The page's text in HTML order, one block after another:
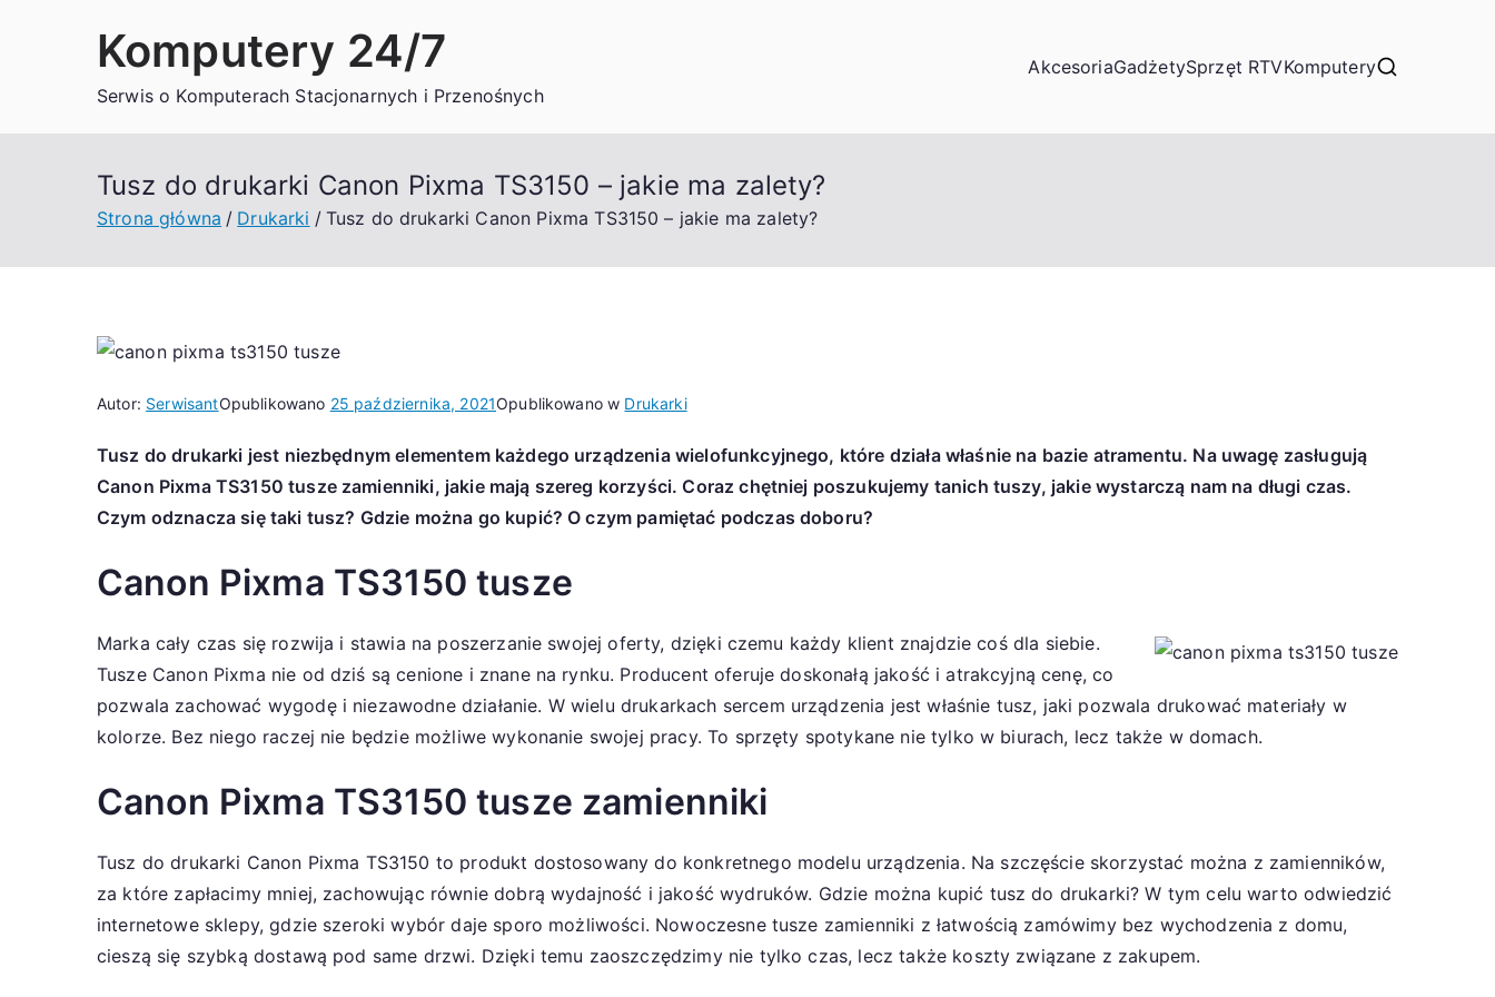
Komputery 24/7
Serwis o Komputerach Stacjonarnych i Przenośnych
AkcesoriaGadżetySprzęt RTVKomputery
Tusz do drukarki Canon Pixma TS3150 – jakie ma zalety?
Strona główna Drukarki Tusz do drukarki Canon Pixma TS3150 – jakie ma zalety?
Autor: SerwisantOpublikowano 25 października, 2021Opublikowano w Drukarki
Tusz do drukarki jest niezbędnym elementem każdego urządzenia wielofunkcyjnego, które działa właśnie na bazie atramentu. Na uwagę zasługują
Canon Pixma TS3150 tusze zamienniki, jakie mają szereg korzyści. Coraz chętniej poszukujemy tanich tuszy, jakie wystarczą nam na długi czas.
Czym odznacza się taki tusz? Gdzie można go kupić? O czym pamiętać podczas doboru?
Canon Pixma TS3150 tusze
Marka cały czas się rozwija i stawia na poszerzanie swojej oferty, dzięki czemu każdy klient znajdzie coś dla siebie.
Tusze Canon Pixma nie od dziś są cenione i znane na rynku. Producent oferuje doskonałą jakość i atrakcyjną cenę, co
pozwala zachować wygodę i niezawodne działanie. W wielu drukarkach sercem urządzenia jest właśnie tusz, jaki pozwala drukować materiały w
kolorze. Bez niego raczej nie będzie możliwe wykonanie swojej pracy. To sprzęty spotykane nie tylko w biurach, lecz także w domach.
Canon Pixma TS3150 tusze zamienniki
Tusz do drukarki Canon Pixma TS3150 to produkt dostosowany do konkretnego modelu urządzenia. Na szczęście skorzystać można z zamienników,
za które zapłacimy mniej, zachowując równie dobrą wydajność i jakość wydruków. Gdzie można kupić tusz do drukarki? W tym celu warto odwiedzić
internetowe sklepy, gdzie szeroki wybór daje sporo możliwości. Nowoczesne tusze zamienniki z łatwością zamówimy bez wychodzenia z domu,
cieszą się szybką dostawą pod same drzwi. Dzięki temu zaoszczędzimy nie tylko czas, lecz także koszty związane z zakupem.